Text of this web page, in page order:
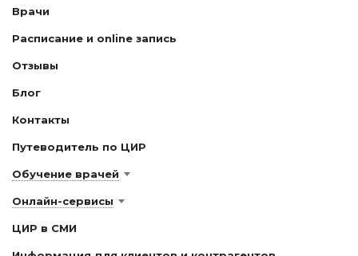
Врачи
Расписание и online запись
Отзывы
Блог
Контакты
Путеводитель по ЦИР
Обучение врачей
Онлайн-сервисы
ЦИР в СМИ